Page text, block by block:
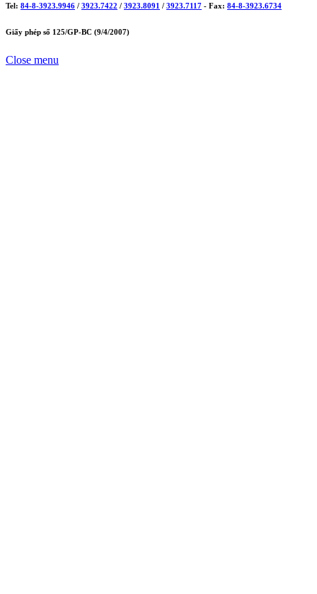
Tel: 84-8-3923.9946 / 3923.7422 / 3923.8091 / 3923.7117 - Fax: 84-8-3923.6734
Giấy phép số 125/GP-BC (9/4/2007)
Close menu